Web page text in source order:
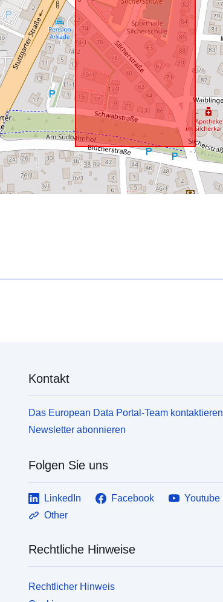
Kontakt
Das European Data Portal-Team kontaktieren
Newsletter abonnieren
Folgen Sie uns
LinkedIn Facebook
Youtube
Other
Rechtliche Hinweise
Rechtlicher Hinweis